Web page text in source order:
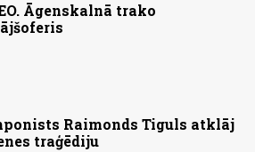
Āgenskalnā trako
Raimonds Tiguls atklāj
traģēdiju